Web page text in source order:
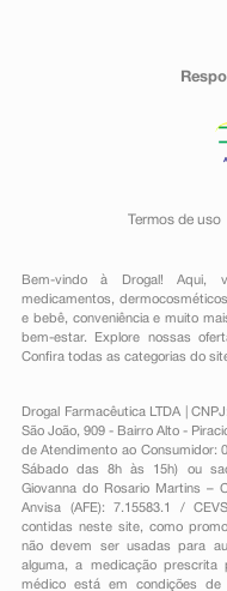
Termos de uso
Bem-vindo à Drogal! Aqui,
medicamentos ,
e bebê, conveniênciae muito
bem-estar. Explore nossas
Confira todas as categorias do
Drogal Farmacêutica LTDA |
São João, 909 - Bairro Alto -
de Atendimento ao Consumidor:
Sábado das 8h às 15h) ou
Giovanna do Rosario Martins –
Anvisa (AFE): 7.15583.1 /
contidas neste site, como
não devem ser usadas para
alguma, a medicação prescrita
médico está em condições de